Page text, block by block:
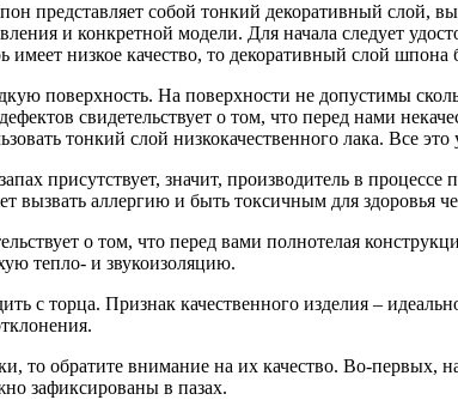
представляет собой тонкий декоративный слой,
и конкретной модели. Для начала следует
низкое качество, то декоративный слой шпона
поверхность. На поверхности не допустимы
свидетельствует о том, что перед нами
тонкий слой низкокачественного лака. Все
присутствует, значит, производитель в
вызвать аллергию и быть токсичным для здоровья
о том, что перед вами полнотелая
тепло- и звукоизоляцию.
с торца. Признак качественного изделия –
то обратите внимание на их качество. Во-первых,
зафиксированы в пазах.